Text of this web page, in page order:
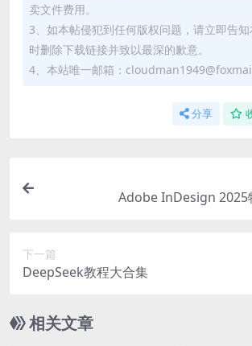
卖文件费用。
3、如本帖侵犯到任何版权问题，请立即告
时删除下载链接并致以最深的歉意。
4、本站唯一邮箱：
分享
Adobe InDesign 2025
下一篇
DeepSeek教程大合集
相关文章